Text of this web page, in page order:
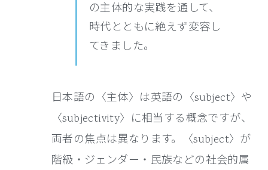
の主体的な実践を通して、
時代とともに絶えず変容し
てきました。
日本語の〈主体〉は英語の〈subject〉や
〈subjectivity〉に相当する概念ですが、
両者の焦点は異なります。〈subject〉が
階級・ジェンダー・民族などの社会的属